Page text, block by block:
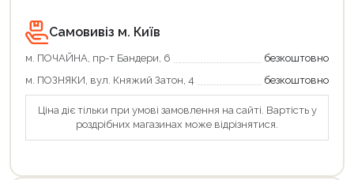
Самовивіз м. Київ
м. ПОЧАЙНА, пр-т Бандери, 6
безкоштовно
м. ПОЗНЯКИ, вул. Княжий Затон, 4
безкоштовно
Ціна діє тільки при умові замовлення на сайті. Вартість у
роздрібних магазинах може відрізнятися.